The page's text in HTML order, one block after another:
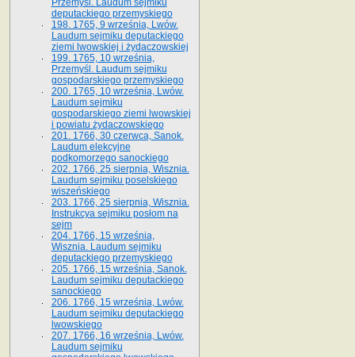
Przemyśl. Laudum sejmiku
deputackiego przemyskiego
198. 1765, 9 września, Lwów.
Laudum sejmiku deputackiego
ziemi lwowskiej i żydaczowskiej
199. 1765, 10 września,
Przemyśl. Laudum sejmiku
gospodarskiego przemyskiego
200. 1765, 10 września, Lwów.
Laudum sejmiku
gospodarskiego ziemi lwowskiej
i powiatu żydaczowskiego
201. 1766, 30 czerwca, Sanok.
Laudum elekcyjne
podkomorzego sanockiego
202. 1766, 25 sierpnia, Wisznia.
Laudum sejmiku poselskiego
wiszeńskiego
203. 1766, 25 sierpnia, Wisznia.
Instrukcya sejmiku posłom na
sejm
204. 1766, 15 września,
Wisznia. Laudum sejmiku
deputackiego przemyskiego
205. 1766, 15 września, Sanok.
Laudum sejmiku deputackiego
sanockiego
206. 1766, 15 września, Lwów.
Laudum sejmiku deputackiego
lwowskiego
207. 1766, 16 września, Lwów.
Laudum sejmiku